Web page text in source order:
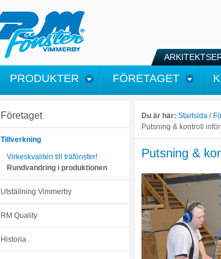
PRODUKTER FÖRETAGET
Företaget
Tillverkning
Virkeskvalitén till träfönster!
Rundvandring i produktionen
Utställning Vimmerby
RM Quality
Historia
Du är här: Startsida /
Putsning & kontroll
Putsning &